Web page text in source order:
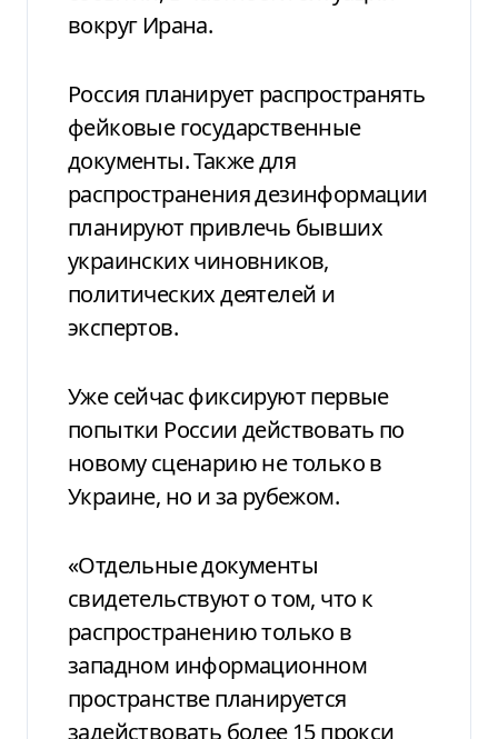
вокруг Ирана.
Россия планирует распространять
фейковые государственные
документы. Также для
распространения дезинформации
планируют привлечь бывших
украинских чиновников,
политических деятелей и
экспертов.
Уже сейчас фиксируют первые
попытки России действовать по
новому сценарию не только в
Украине, но и за рубежом.
«Отдельные документы
свидетельствуют о том, что к
распространению только в
западном информационном
пространстве планируется
задействовать более 15 прокси